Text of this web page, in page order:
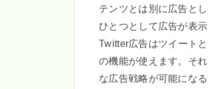
テンツとは別に広告と
ひとつとして広告が表
Twitter広告はツイート
の機能が使えます。そ
な広告戦略が可能にな